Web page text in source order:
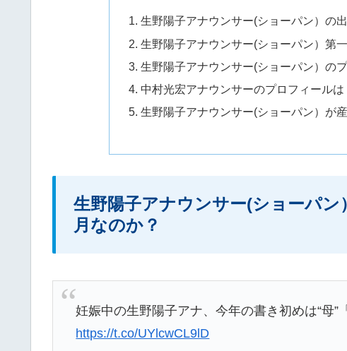
生野陽子アナウンサー(ショーパン）の
生野陽子アナウンサー(ショーパン）第
生野陽子アナウンサー(ショーパン）の
中村光宏アナウンサーのプロフィールは
生野陽子アナウンサー(ショーパン）が
生野陽子アナウンサー(ショーパン
月なのか？
妊娠中の生野陽子アナ、今年の書き初めは“母”
https://t.co/UYlcwCL9lD